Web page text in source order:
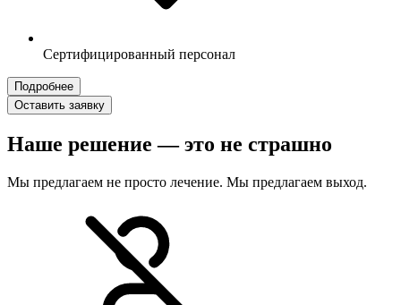
Сертифицированный персонал
Подробнее
Оставить заявку
Наше решение — это не страшно
Мы предлагаем не просто лечение. Мы предлагаем выход.